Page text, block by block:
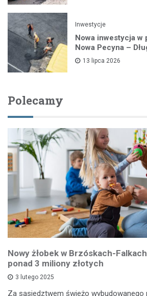
Inwestycje
Nowa inwestycja w
Nowa Pecyna –
13 lipca 2026
Polecamy
Nowy żłobek w Brzóskach-
ponad 3 miliony złotych
3 lutego 2025
Za sąsiedztwem świeżo wybudowanego